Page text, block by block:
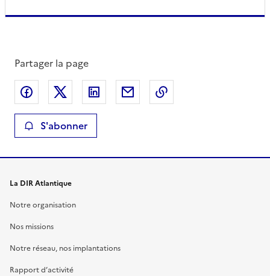
Partager la page
Partager sur Facebook
Partager sur XPartager sur LinkedIn
Partager par email
S'abonner
La DIR Atlantique
Notre organisation
Nos missions
Notre réseau, nos implantations
Rapport d’activité